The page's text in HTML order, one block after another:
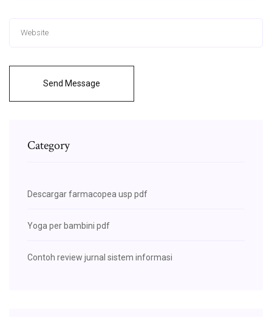
Send Message
Category
Descargar farmacopea usp pdf
Yoga per bambini pdf
Contoh review jurnal sistem informasi